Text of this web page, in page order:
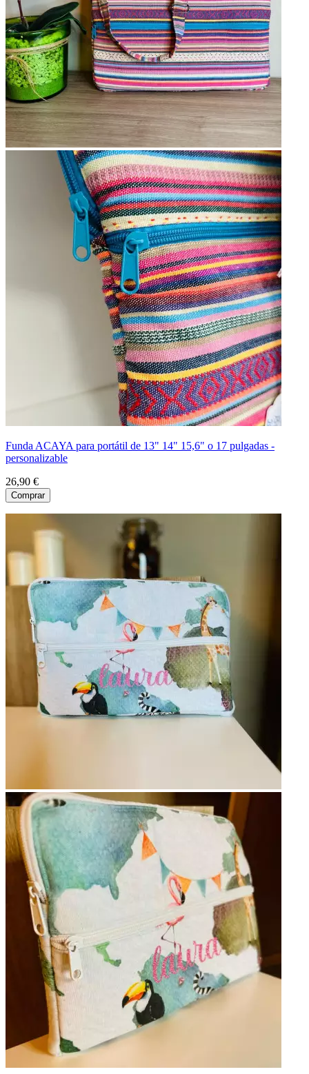
Funda ACAYA para portátil de 13" 14" 15,6" o 17 pulgadas -
personalizable
26,90 €
Comprar